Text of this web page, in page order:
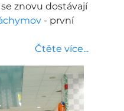
znovu dostávají
- první
Čtěte více...